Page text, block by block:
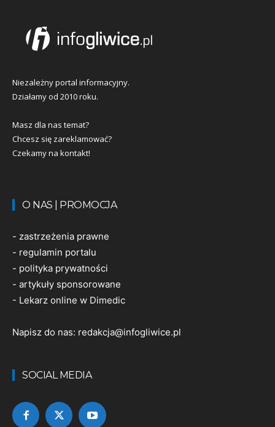
Niezależny portal informacyjny.
Działamy od 2010 roku.
Masz dla nas temat?
Chcesz się zareklamować?
Czekamy na kontakt!
O NAS | PROMOCJA
- zastrzeżenia prawne
- regulamin portalu
- polityka prywatności
- artykuły sponsorowane
- Lekarz online w Dimedic
Napisz do nas: redakcja@infogliwice.pl
SOCIAL MEDIA